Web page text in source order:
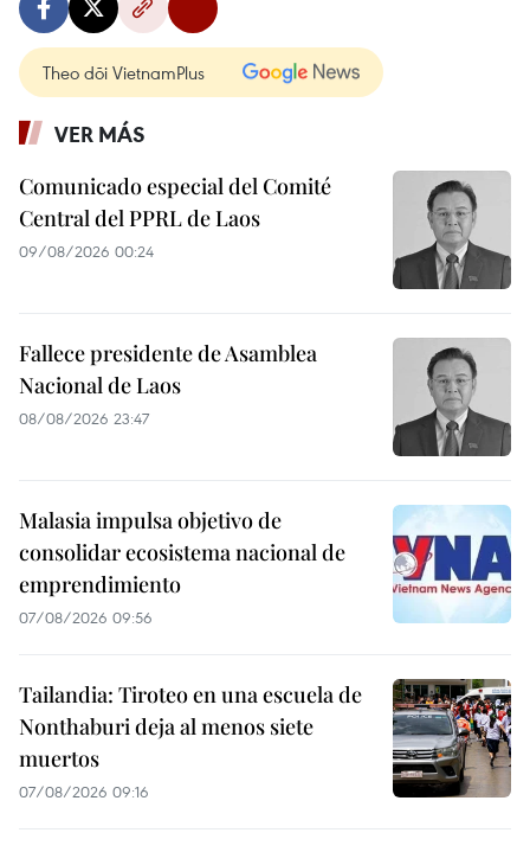
Theo dõi VietnamPlus
VER MÁS
Comunicado especial del Comité
Central del PPRL de Laos
09/08/2026 00:24
Fallece presidente de Asamblea
Nacional de Laos
08/08/2026 23:47
Malasia impulsa objetivo de
consolidar ecosistema nacional de
emprendimiento
07/08/2026 09:56
Tailandia: Tiroteo en una escuela de
Nonthaburi deja al menos siete
muertos
07/08/2026 09:16